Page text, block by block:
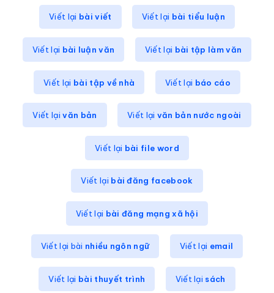
Viết lại bài viết Viết lại bài tiểu luận
Viết lại bài luận văn Viết lại bài tập làm văn
Viết lại bài tập về nhà Viết lại báo cáo
Viết lạivăn bản Viết lại văn bản nước ngoài
Viết lại bài file word
Viết lại bài đăng facebook
Viết lại bài đăng mạng xã hội
Viết lại bài nhiều ngôn ngữ Viết lại email
Viết lại bài thuyết trình Viết lại sách